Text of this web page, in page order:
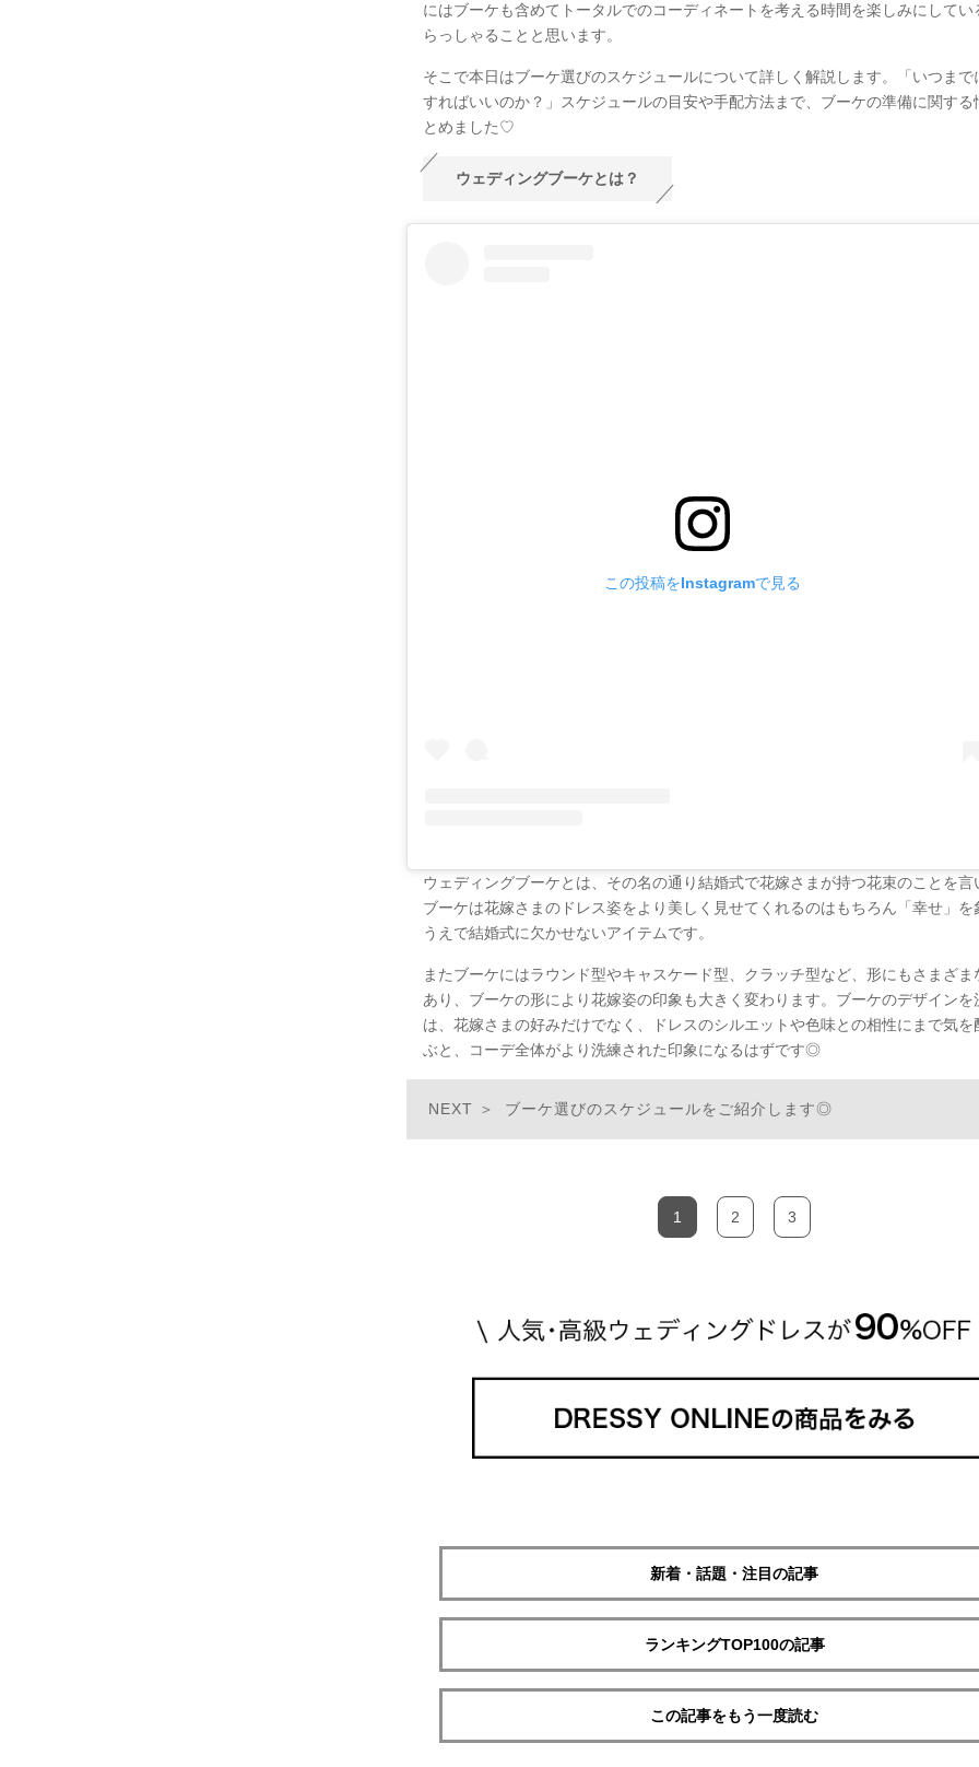
にはブーケも含めてトータルでのコーディネートを考える時間を楽しみにしてい
らっしゃることと思います。
そこで本日はブーケ選びのスケジュールについて詳しく解説します。「いつまで
すればいいのか？」スケジュールの目安や手配方法まで、ブーケの準備に関する
とめました♡
ウェディングブーケとは？
この投稿をInstagramで見る
ウェディングブーケとは、その名の通り結婚式で花嫁さまが持つ花束のことを言
ブーケは花嫁さまのドレス姿をより美しく見せてくれるのはもちろん「幸せ」を
うえで結婚式に欠かせないアイテムです。
またブーケにはラウンド型やキャスケード型、クラッチ型など、形にもさまざま
あり、ブーケの形により花嫁姿の印象も大きく変わります。ブーケのデザインを
は、花嫁さまの好みだけでなく、ドレスのシルエットや色味との相性にまで気を
ぶと、コーデ全体がより洗練された印象になるはずです◎
ブーケ選びのスケジュールをご紹介します◎
1 2 3
新着・話題・注目の記事
ランキングTOP100の記事
この記事をもう一度読む